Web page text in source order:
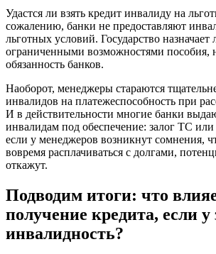
Удастся ли взять кредит инвалиду на
сожалению, банки не предоставляют
льготных условий. Государство назначает
ограниченными возможностями пособия,
обязанность банков.
Наоборот, менеджеры стараются
инвалидов на платежеспособность при
И в действительности многие банки
инвалидам под обеспечение: залог ТС
если у менеджеров возникнут сомнения,
вовремя расплачиваться с долгами,
откажут.
Подводим итоги: что
получение кредита, если
инвалидность?